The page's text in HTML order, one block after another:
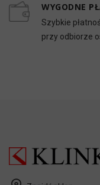
WYGODNE
Szybkie
przy odbiorze